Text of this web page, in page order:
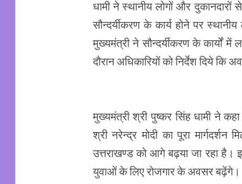
धामी ने स्थानीय लोगों और दुकानदारों
सौन्दर्यीकरण के कार्य होने पर
मुख्यमंत्री ने सौन्दर्यीकरण के कार्यों
दौरान अधिकारियों को निर्देश दिये कि
मुख्यमंत्री श्री पुष्कर सिंह धामी ने
श्री नरेन्द्र मोदी का पूरा
उत्तराखण्ड को आगे बढ़या जा रहा है।
युवाओं के लिए रोजगार के अवसर बढ़ेंगे।